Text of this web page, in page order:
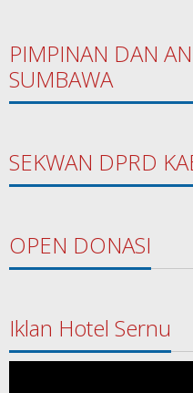
PIMPINAN DAN
SUMBAWA
SEKWAN DPRD
OPEN DONASI
Iklan Hotel Sernu